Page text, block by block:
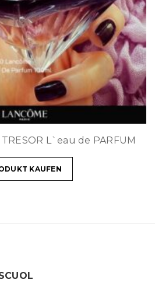
L`eau de PARFUM
KAUFEN